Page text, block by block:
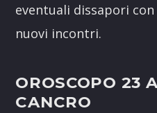
eventuali dissapori
nuovi incontri.
OROSCOPO 23
CANCRO